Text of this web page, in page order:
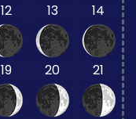
12 13 14
19 20 21